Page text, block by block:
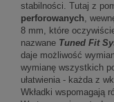
stabilności. Tutaj z
perforowanych,
8 mm, które
nazwane Tuned Fit
daje możliwość
wymianę wszystkich
ułatwienia - każda z
Wkładki wspomagają